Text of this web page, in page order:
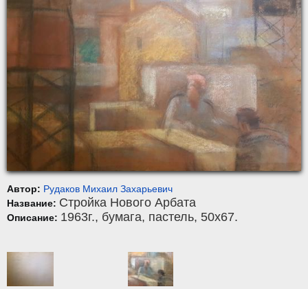
Автор: Рудаков Михаил Захарьевич
Название: Стройка Нового Арбата
Описание: 1963г., бумага, пастель, 50x67.